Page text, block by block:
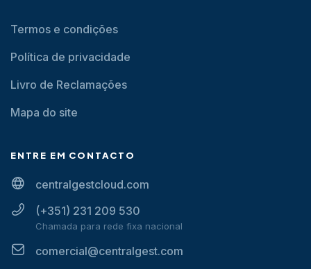
Termos e condições
Política de privacidade
Livro de Reclamações
Mapa do site
ENTRE EM CONTACTO
centralgestcloud.com
(+351) 231 209 530
Chamada para rede fixa nacional
comercial@centralgest.com